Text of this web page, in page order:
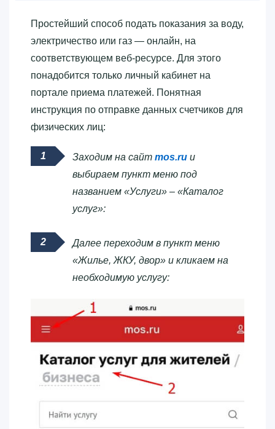
Простейший способ подать показания за воду,
электричество или газ — онлайн, на
соответствующем веб-ресурсе. Для этого
понадобится только личный кабинет на
портале приема платежей. Понятная
инструкция по отправке данных счетчиков для
физических лиц:
Заходим на сайт mos.ru и
выбираем пункт меню под
названием «Услуги» – «Каталог
услуг»:
Далее переходим в пункт меню
«Жилье, ЖКУ, двор» и кликаем на
необходимую услугу: